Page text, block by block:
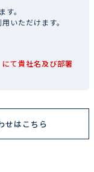
す。
いただけます。
て貴社名及び部署
せはこちら